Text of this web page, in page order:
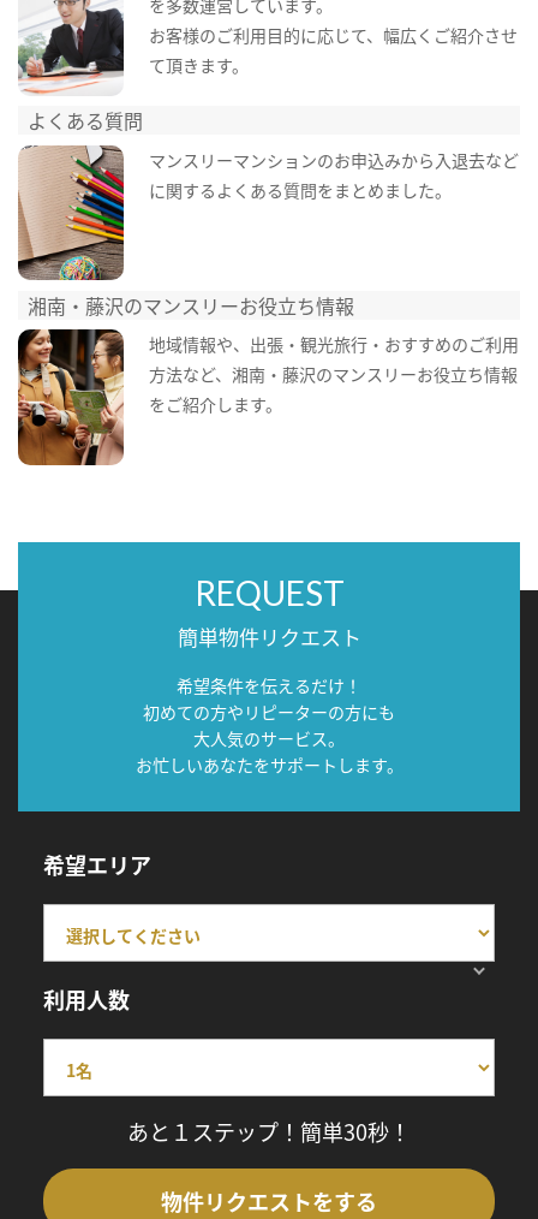
お客様のご利用目的に応じて、幅広くご紹介させ
て頂きます。
よくある質問
マンスリーマンションのお申込みから入退去など
に関するよくある質問をまとめました。
湘南・藤沢のマンスリーお役立ち情報
地域情報や、出張・観光旅行・おすすめのご利用
方法など、湘南・藤沢のマンスリーお役立ち情報
をご紹介します。
REQUEST
簡単物件リクエスト
希望条件を伝えるだけ！
初めての方やリピーターの方にも
大人気のサービス。
お忙しいあなたをサポートします。
希望エリア
利用人数
あと１ステップ！簡単30秒！
物件リクエストをする